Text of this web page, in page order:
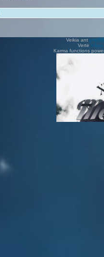
Veikia ant
Vertė Vilius
Karma functions